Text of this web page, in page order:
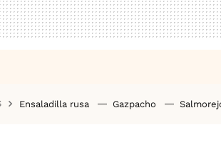
Ensaladilla rusa Gazpacho